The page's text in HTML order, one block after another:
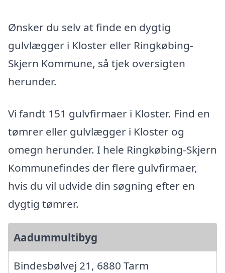
Ønsker du selv at finde en dygtig
gulvlægger i Kloster eller Ringkøbing-
Skjern Kommune, så tjek oversigten
herunder.
Vi fandt 151 gulvfirmaer i Kloster. Find en
tømrer eller gulvlægger i Kloster og
omegn herunder. I hele Ringkøbing-Skjern
Kommunefindes der flere gulvfirmaer,
hvis du vil udvide din søgning efter en
dygtig tømrer.
Aadummultibyg
Bindesbølvej 21, 6880 Tarm